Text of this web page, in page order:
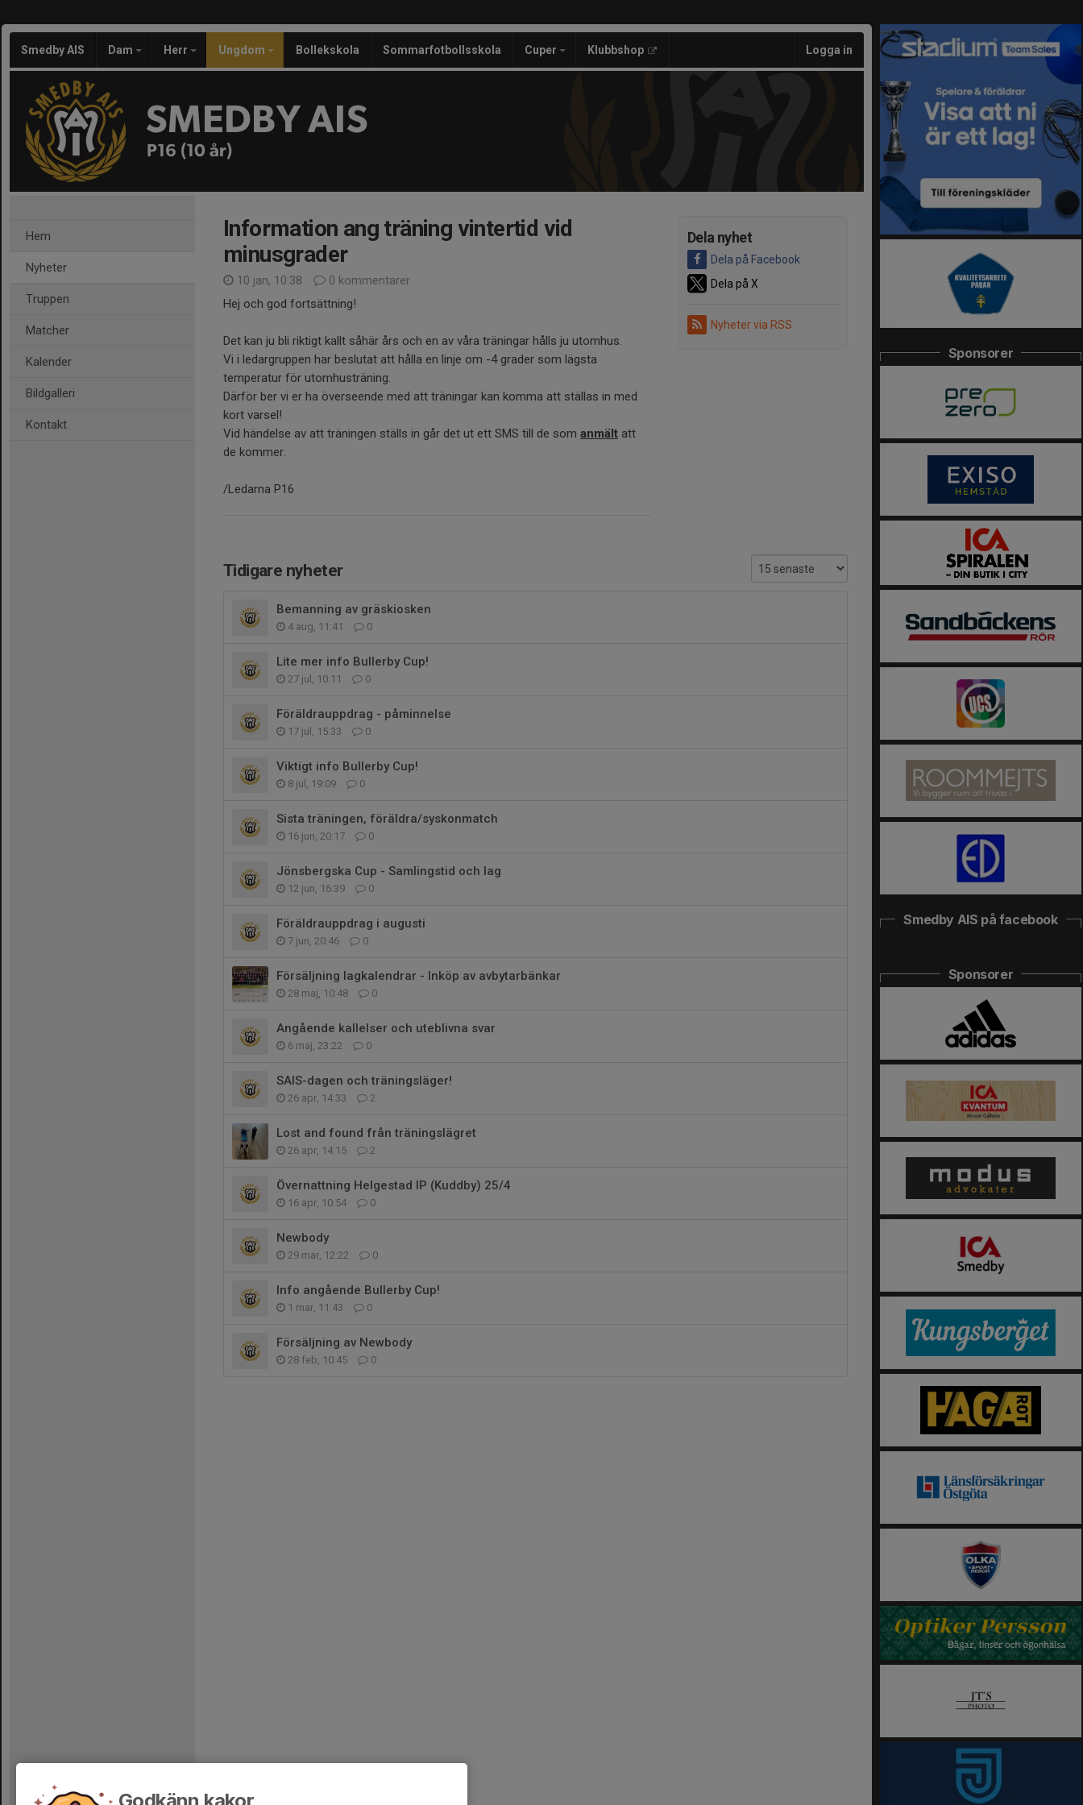
Smedby AIS Dam Herr Ungdom Bollekskola Sommarfotbollsskola Cuper Klubbshop Logga in
SMEDBY AIS
P16 (10 år)
Hem
Nyheter
Truppen
Matcher
Kalender
Bildgalleri
Kontakt
Dela nyhet
Dela på Facebook
Dela på X
Nyheter via RSS
Information ang träning vintertid vid
minusgrader
10 jan, 10:38
0 kommentarer
Hej och god fortsättning!
Det kan ju bli riktigt kallt såhär års och en av våra träningar hålls ju utomhus.
Vi i ledargruppen har beslutat att hålla en linje om -4 grader som lägsta
temperatur för utomhusträning.
Därför ber vi er ha överseende med att träningar kan komma att ställas in med
kort varsel!
Vid händelse av att träningen ställs in går det ut ett SMS till de som anmält att
de kommer.
/Ledarna P16
Tidigare nyheter
Bemanning av gräskiosken
4 aug, 11:41 0
Lite mer info Bullerby Cup!
27 jul, 10:11 0
Föräldrauppdrag - påminnelse
17 jul, 15:33 0
Viktigt info Bullerby Cup!
8 jul, 19:09 0
Sista träningen, föräldra/syskonmatch
16 jun, 20:17 0
Jönsbergska Cup - Samlingstid och lag
12 jun, 16:39 0
Föräldrauppdrag i augusti
7 jun, 20:46 0
Försäljning lagkalendrar - Inköp av avbytarbänkar
28 maj, 10:48 0
Angående kallelser och uteblivna svar
6 maj, 23:22 0
SAIS-dagen och träningsläger!
26 apr, 14:33 2
Lost and found från träningslägret
26 apr, 14:15 2
Övernattning Helgestad IP (Kuddby) 25/4
16 apr, 10:54 0
Newbody
29 mar, 12:22 0
Info angående Bullerby Cup!
1 mar, 11:43 0
Försäljning av Newbody
28 feb, 10:45 0
Sponsorer
Smedby AIS på facebook
Sponsorer